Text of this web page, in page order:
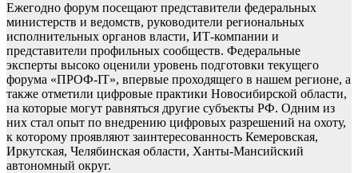
Ежегодно форум посещают представители федеральных
министерств и ведомств, руководители региональных
исполнительных органов власти, ИТ-компании и
представители профильных сообществ. Федеральные
эксперты высоко оценили уровень подготовки текущего
форума «ПРОФ-IT», впервые проходящего в нашем регионе, а
также отметили цифровые практики Новосибирской области,
на которые могут равняться другие субъекты РФ. Одним из
них стал опыт по внедрению цифровых разрешений на охоту,
к которому проявляют заинтересованность Кемеровская,
Иркутская, Челябинская области, Ханты-Мансийский
автономный округ.